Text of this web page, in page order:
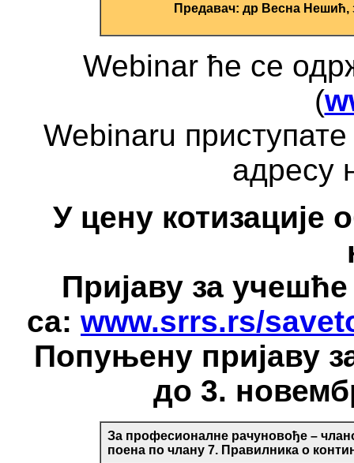
Предавач: др Весна Нешић,
Webinar ће се
(
Webinaru
адресу
У цену котизације
Пријаву за
са: www.srrs.rs/
Попуњену пријаву
до 3.
За професионалне рачуновође –
поена по члану 7. Правилника о